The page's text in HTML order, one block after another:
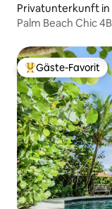
Privatunterkunft in
Palm Beach Chic
Beliebter Gäste-
Gäste-Favorit